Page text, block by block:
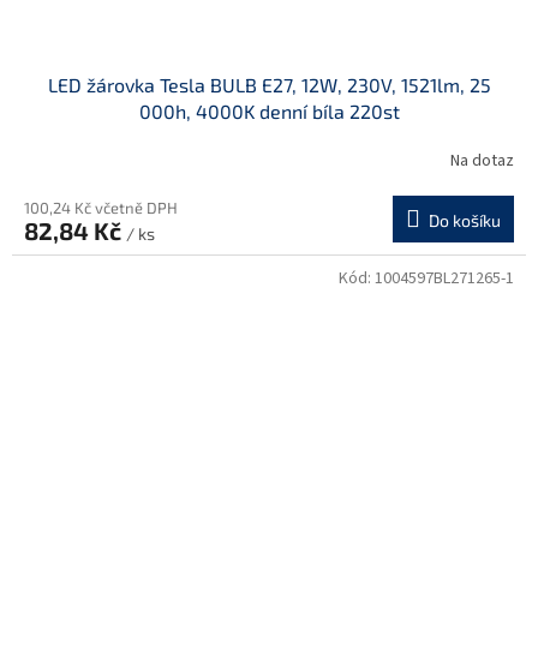
LED žárovka Tesla BULB E27, 12W, 230V, 1521lm, 25
000h, 4000K denní bíla 220st
Na dotaz
100,24 Kč včetně DPH
82,84 Kč / ks
Do košíku
Kód: 1004597BL271265-1